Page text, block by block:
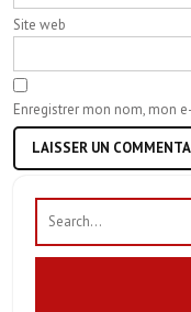
Site web
Enregistrer mon nom, mon